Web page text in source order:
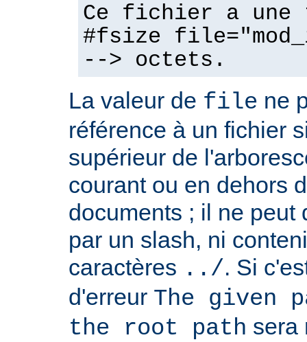
Ce fichier a
#fsize
--> octets.
La valeur de file ne
référence à un fichier
supérieur de
courant ou en dehors
documents ; il ne peut
par un slash, ni
caractères ../. Si
d'erreur The given
the root path sera